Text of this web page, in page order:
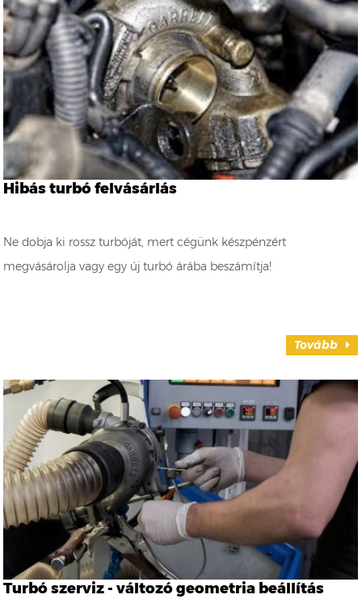
Hibás turbó felvásárlás
Ne dobja ki rossz turbóját, mert cégünk készpénzért
megvásárolja vagy egy új turbó árába beszámítja!
Tovább
Turbó szerviz - változó geometria beállítás